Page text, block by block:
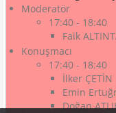
Moderatör
17:40 - 18:40
Faik
Konuşmacı
17:40 - 18:40
İlker ÇETİN
Emin
Doğan